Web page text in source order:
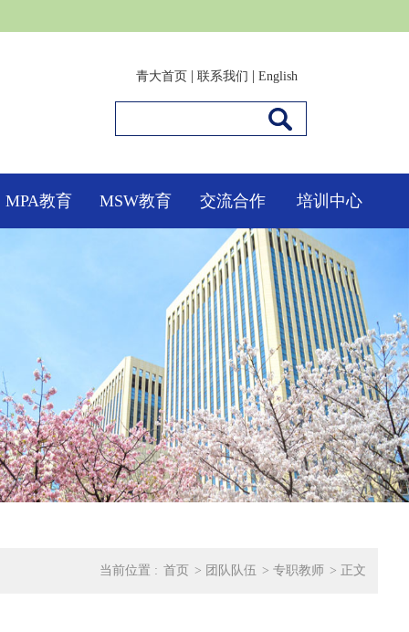
青大首页| 联系我们 | English
MPA教育 MSW教育 交流合作 培训中心
当前位置 : 首页 > 团队队伍 >专职教师 > 正文